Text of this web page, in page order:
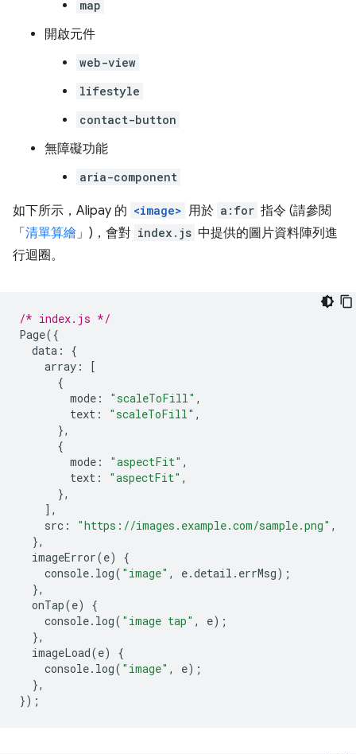
map
開啟元件
web-view
lifestyle
contact-button
無障礙功能
aria-component
如下所示，Alipay 的 <image> 用於 a:for 指令 (請參閱
「 清單算繪」)，會對 index.js 中提供的圖片資料陣列進
行迴圈。
/* index.js */
Page({
data :
{
array :
[
{
mode : "scaleToFill" ,
text : "scaleToFill" ,
},
{
mode : "aspectFit" ,
text : "aspectFit" ,
},
],
src : "https://images.example.com/sample.png" ,
},
imageError(e)
{
console. log( "image" , e.detail . errMsg);
},
onTap(e)
{
console. log( "image tap" , e);
},
imageLoad(e)
{
console. log( "image" , e);
},
});